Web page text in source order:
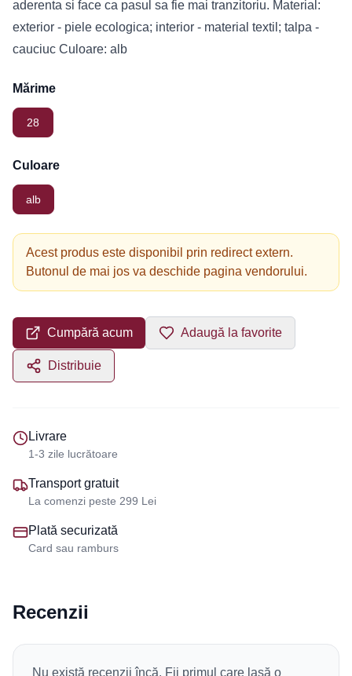
aderenta si face ca pasul sa fie mai tranzitoriu. Material:
exterior - piele ecologica; interior - material textil; talpa -
cauciuc Culoare: alb
Mărime
28
Culoare
alb
Acest produs este disponibil prin redirect extern.
Butonul de mai jos va deschide pagina vendorului.
Cumpără acum Adaugă la favorite
Distribuie
Livrare
1-3 zile lucrătoare
Transport gratuit
La comenzi peste 299 Lei
Plată securizată
Card sau ramburs
Recenzii
Nu există recenzii încă. Fii primul care lasă o